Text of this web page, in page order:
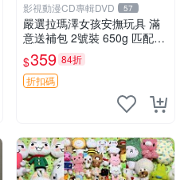
影視動漫CD專輯DVD 57
嚴選拉瑪澤女孩安撫玩具 滿
意送補包 2號裝 650g 匹配嬰
幼童舒壓好伴侶 女孩專用 安
心選擇 安撫玩偶 衝包 玩具
$359 84折
折扣碼